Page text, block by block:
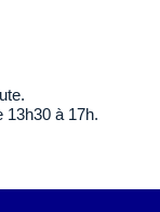
13h30 à 17h.